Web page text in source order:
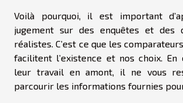
Voilà pourquoi, il est important
jugement sur des enquêtes et des
réalistes. C’est ce que les
facilitent l’existence et nos choix. En
leur travail en amont, il ne vous
parcourir les informations fournies